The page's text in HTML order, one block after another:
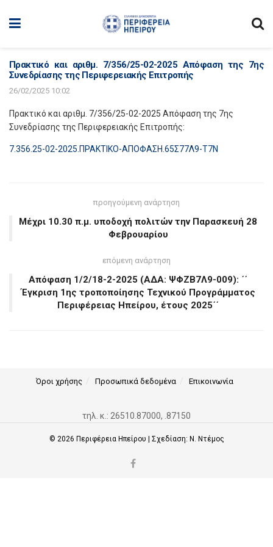
Πρακτικό και αριθμ. 7/356/25-02-2025 Απόφαση της 7ης
Συνεδρίασης της Περιφερειακής Επιτροπής
26/02/2025 10:02
Πρακτικό και αριθμ. 7/356/25-02-2025 Απόφαση της 7ης
Συνεδρίασης της Περιφερειακής Επιτροπής:
7.356.25-02-2025.ΠΡΑΚΤΙΚΟ-ΑΠΟΦΑΣΗ.65Σ77Λ9-Τ7Ν
προηγούμενη ανάρτηση
Μέχρι 10.30 π.μ. υποδοχή πολιτών την Παρασκευή 28
Φεβρουαρίου
επόμενη ανάρτηση
Απόφαση 1/2/18-2-2025 (ΑΔΑ: ΨΦΖΒ7Λ9-009): ΄΄
Έγκριση 1ης τροποποίησης Τεχνικού Προγράμματος
Περιφέρειας Ηπείρου, έτους 2025΄΄
Όροι χρήσης Προσωπικά δεδομένα Επικοινωνία
τηλ. κ.: 26510.87000, .87150
© 2026 Περιφέρεια Ηπείρου | Σχεδίαση: Ν. Ντέμος